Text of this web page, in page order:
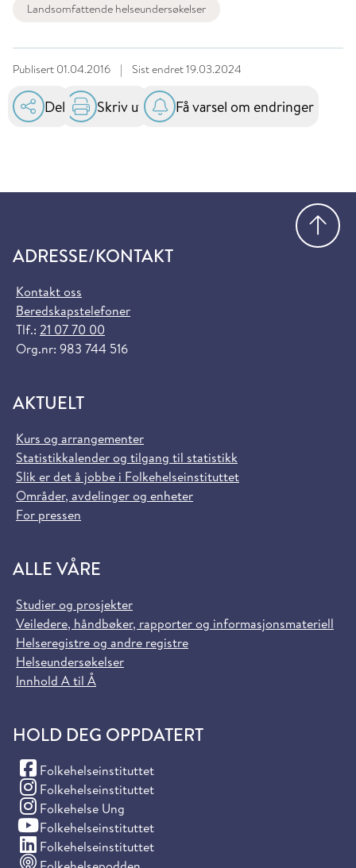
Landsomfattende helseundersøkelser
Publisert 01.04.2016 | Sist endret19.03.2024
Del Skriv ut Få varsel om endringer
ADRESSE/KONTAKT
Kontakt oss
Beredskapstelefoner
Tlf.: 21 07 70 00
Org.nr: 983 744 516
AKTUELT
Kurs og arrangementer
Statistikkalender og tilgang til statistikk
Slik er det å jobbe i Folkehelseinstituttet
Områder, avdelinger og enheter
For pressen
ALLE VÅRE
Studier og prosjekter
Veiledere, håndbøker, rapporter og informasjonsmateriell
Helseregistre og andre registre
Helseundersøkelser
Innhold A til Å
HOLD DEG OPPDATERT
Folkehelseinstituttet
(Facebook)
Folkehelseinstituttet
(Instagram)
Folkehelse Ung
(Instagram)
Folkehelseinstituttet
(YouTube)
Folkehelseinstituttet
(LinkedIn)